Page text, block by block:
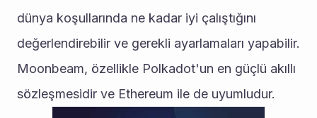
dünya koşullarında ne kadar iyi çalıştığını
değerlendirebilir ve gerekli ayarlamaları yapabilir.
Moonbeam, özellikle Polkadot'un en güçlü akıllı
sözleşmesidir ve Ethereum ile de uyumludur.